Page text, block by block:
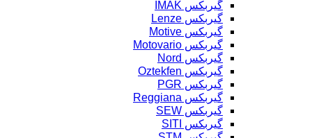
گیربکس IMAK
گیربکس Lenze
گیربکس Motive
گیربکس Motovario
گیربکس Nord
گیربکس Oztekfen
گیربکس PGR
گیربکس Reggiana
گیربکس SEW
گیربکس SITI